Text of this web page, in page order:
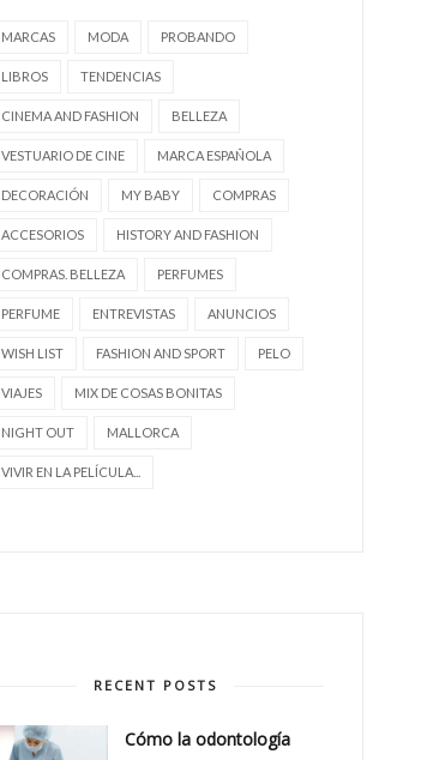
MARCAS MODA PROBANDO
LIBROS TENDENCIAS
CINEMA AND FASHION BELLEZA
VESTUARIO DE CINE MARCA ESPAÑOLA
DECORACIÓN MY BABY COMPRAS
ACCESORIOS HISTORY AND FASHION
COMPRAS. BELLEZA PERFUMES
PERFUME ENTREVISTAS ANUNCIOS
WISH LIST FASHION AND SPORT PELO
VIAJES MIX DE COSAS BONITAS
NIGHT OUT MALLORCA
VIVIR EN LA PELÍCULA...
RECENT POSTS
Cómo la odontología